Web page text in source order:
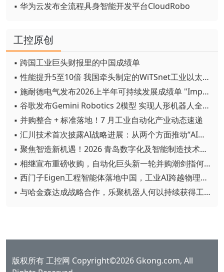
▪ 华为云发布全流程具身智能开发平台CloudRobo
工控原创
▪ 跨国工业巨头财报里的中国成绩单
▪ 性能提升5至10倍 我国牵头制定的WiTSnet工业以太网国际标准正式发布
▪ 施耐德电气发布2026上半年可持续发展成绩单 "Impact 2030"路线图开局稳健
▪ 谷歌发布Gemini Robotics 2模型 实现人形机器人全身智能控制突破
▪ 并购整合 + 标准落地！7 月工业自动化产业动态速递
▪ 汇川技术首次披露AI战略进展：从两个方面推动“AI业务化”落地
▪ 聚焦智造新机遇！2026 青岛数字化及智能制造技术论坛圆满落幕
▪ 相继宣布重磅收购，自动化巨头新一轮并购潮剑指何方？
▪ 西门子Eigen工程智能体落地中国，工业AI跨越物理世界“确定性”拐点
▪ 与哈金森达成战略合作，乐聚机器人何以持续获得工业巨头青睐？
版权所有 工控网 Copyright©2026 Gkong.com, All